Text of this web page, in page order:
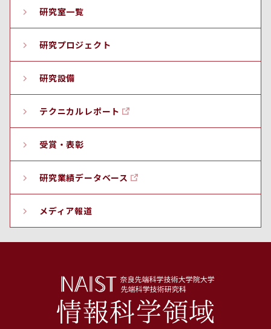
研究室一覧
研究プロジェクト
研究設備
テクニカルレポート
受賞・表彰
研究業績データベース
メディア報道